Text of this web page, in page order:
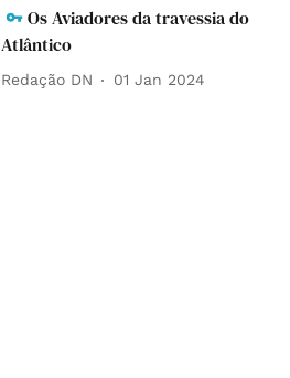
Os Aviadores da travessia do
Atlântico
Redação DN 01 Jan 2024